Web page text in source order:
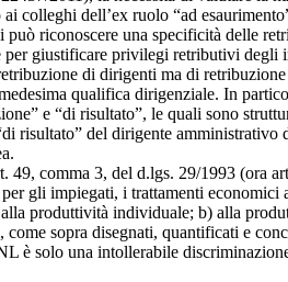
dell’ex ruolo “ad
riconoscere una specificità delle
giustificare privilegi retributivi
di dirigenti ma di
qualifica dirigenziale. In
e “di risultato”, le quali sono
risultato” del dirigente
49, comma 3, del d.lgs. 29/1993
gli impiegati, i trattamenti
produttività individuale; b) alla
sopra disegnati, quantificati e
è solo una intollerabile